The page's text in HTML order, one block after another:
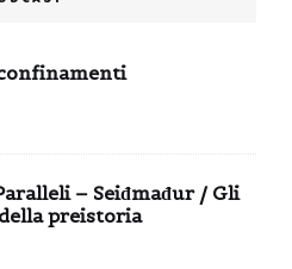
– Seiđmađur / Gli
preistoria